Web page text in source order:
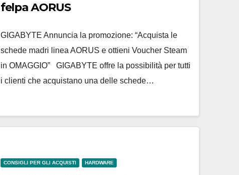
felpa AORUS
GIGABYTE Annuncia la promozione: “Acquista le
schede madri linea AORUS e ottieni Voucher Steam
in OMAGGIO” GIGABYTE offre la possibilità per tutti
i clienti che acquistano una delle schede…
CONSIGLI PER GLI ACQUISTI HARDWARE